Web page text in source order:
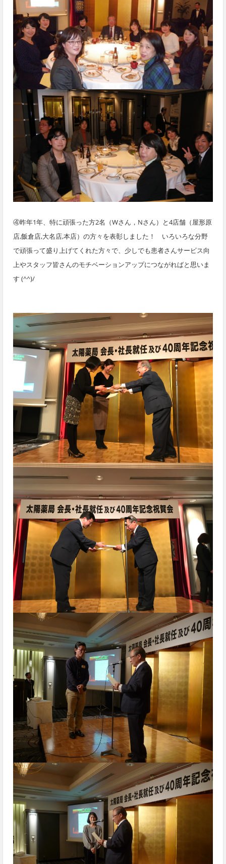
④昨年1年、特に頑張った方2名（Wさん，Nさん）と4店舗（屋形原
店,飯倉店,大名店,本店）の方々を表彰しました！ いろいろな分野
で頑張って盛り上げてくれた方々で、少しでも患者さんサービス向
上やスタッフ皆さんのモチベーションアップにつながればと思いま
す (^^)/